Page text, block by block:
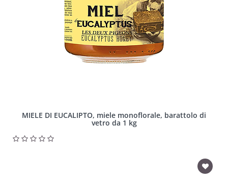
MIELE DI EUCALIPTO, miele monoflorale, barattolo di
vetro da 1 kg